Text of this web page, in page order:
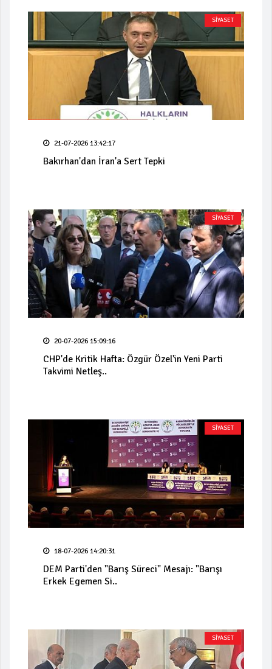
SİYASET
21-07-2026 13:42:17
Bakırhan'dan İran'a Sert Tepki
SİYASET
20-07-2026 15:09:16
CHP'de Kritik Hafta: Özgür Özel'in Yeni Parti
Takvimi Netleş..
SİYASET
18-07-2026 14:20:31
DEM Parti'den "Barış Süreci" Mesajı: "Barışı
Erkek Egemen Si..
SİYASET